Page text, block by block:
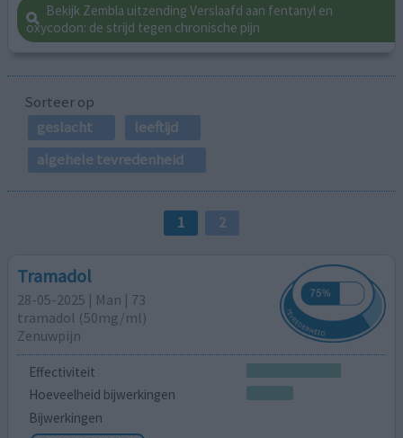
Bekijk Zembla uitzending Verslaafd aan fentanyl en
oxycodon: de strijd tegen chronische pijn
Sorteer op
geslacht
leeftijd
algehele tevredenheid
1 2
Tramadol
28-05-2025 | Man | 73
tramadol (50mg/ml)
Zenuwpijn
Effectiviteit
Hoeveelheid bijwerkingen
Bijwerkingen